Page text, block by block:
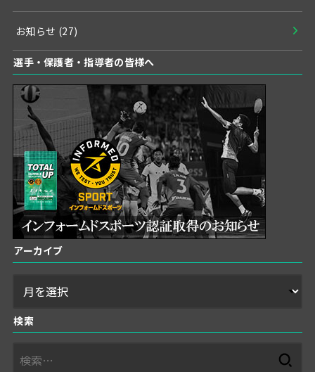
お知らせ (27)
選手・保護者・指導者の皆様へ
アーカイブ
検索